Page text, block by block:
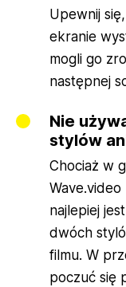
Upewnij
ekranie
mogli go
następnej
Nie
stylów
Chociaż w
najlepiej
dwóch
filmu. W
poczuć się